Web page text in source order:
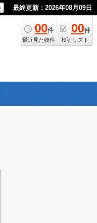
最終更新：2026年08月09日
00件
最近見た物件
00件
検討リスト